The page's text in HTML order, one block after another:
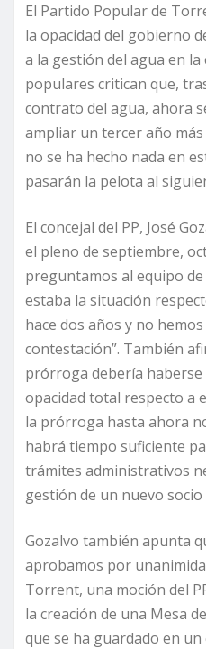
El Partido Popular de
la opacidad del gobierno
a la gestión del agua en
populares critican que,
contrato del agua, ahora
ampliar un tercer año
no se ha hecho nada en
pasarán la pelota al
El concejal del PP, José
el pleno de septiembre,
preguntamos al equipo
estaba la situación
hace dos años y no
contestación”. También
prórroga debería haberse
opacidad total respecto a
la prórroga hasta ahora
habrá tiempo suficiente
trámites administrativos
gestión de un nuevo socio
Gozalvo también apunta
aprobamos por
Torrent, una moción del
la creación de una Mesa
que se ha guardado en un